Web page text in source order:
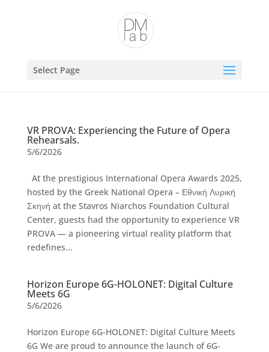
Select Page
VR PROVA: Experiencing the Future of Opera
Rehearsals.
5/6/2026
At the prestigious International Opera Awards 2025,
hosted by the Greek National Opera – Εθνική Λυρική
Σκηνή at the Stavros Niarchos Foundation Cultural
Center, guests had the opportunity to experience VR
PROVA — a pioneering virtual reality platform that
redefines...
Horizon Europe 6G-HOLONET: Digital Culture
Meets 6G
5/6/2026
Horizon Europe 6G-HOLONET: Digital Culture Meets
6G We are proud to announce the launch of 6G-